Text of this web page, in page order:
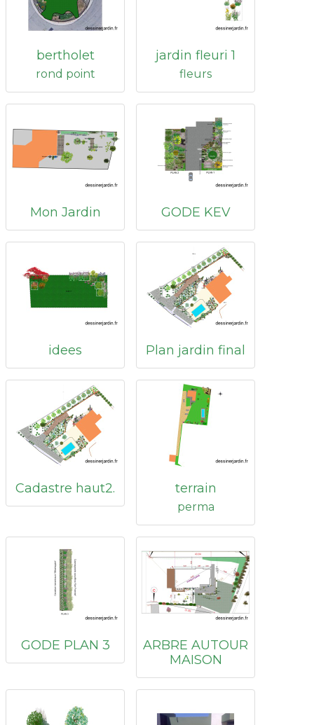
bertholet
rond point
jardin fleuri 1
fleurs
Mon Jardin GODE KEV
idees Plan jardin final
Cadastre haut2. terrain
perma
GODE PLAN 3
ARBRE AUTOUR
MAISON